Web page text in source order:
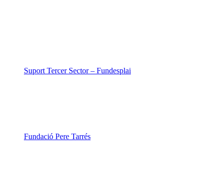
Suport Tercer Sector – Fundesplai
Fundació Pere Tarrés